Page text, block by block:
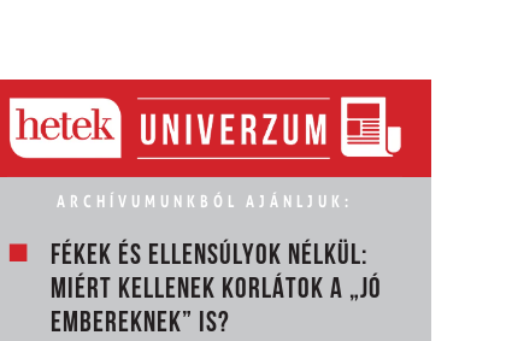
ARCHÍVUMUNKBÓL AJÁNLJUK:
FÉKEK ÉS ELLENSÚLYOK NÉLKÜL:
MIÉRT KELLENEK KORLÁTOK A „JÓ
EMBEREKNEK” IS?